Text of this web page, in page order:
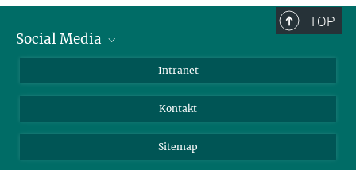
TOP
Social Media
LinkedIn
Intranet
Kontakt
Sitemap